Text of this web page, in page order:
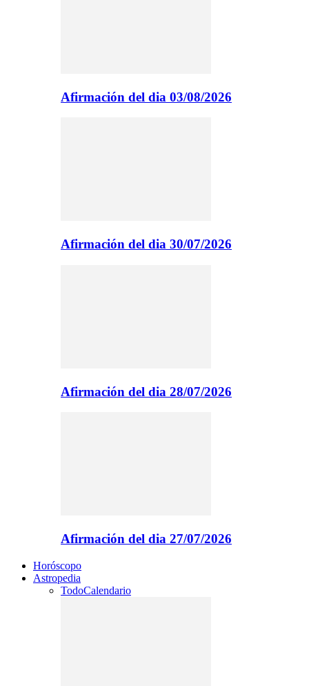
Afirmación del dia 03/08/2026
Afirmación del dia 30/07/2026
Afirmación del dia 28/07/2026
Afirmación del dia 27/07/2026
Horóscopo
Astropedia
TodoCalendario